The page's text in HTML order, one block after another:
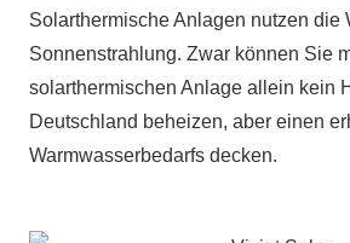
Solarthermische Anlagen nutzen die
Sonnenstrahlung. Zwar können Sie
solarthermischen Anlage allein kein
Deutschland beheizen, aber einen
Warmwasserbedarfs decken.